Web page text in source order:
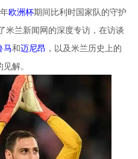
欧洲杯期间比利时国家队的守护
米兰新闻网的深度专访，在访谈
马和迈尼昂 ，以及米兰历史上的
解。